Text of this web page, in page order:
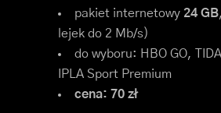
pakiet internetowy 24 GB
lejek do 2 Mb/s)
do wyboru: HBO GO,
IPLA Sport Premium
cena: 70 zł